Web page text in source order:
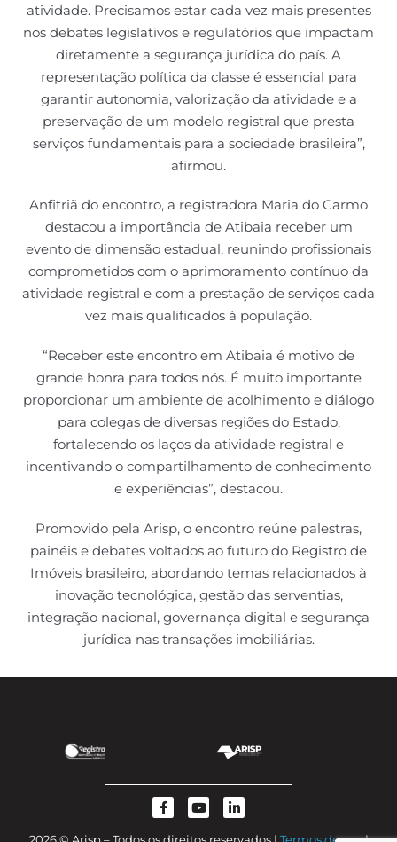
atividade. Precisamos estar cada vez mais presentes
nos debates legislativos e regulatórios que impactam
diretamente a segurança jurídica do país. A
representação política da classe é essencial para
garantir autonomia, valorização da atividade e a
preservação de um modelo registral que presta
serviços fundamentais para a sociedade brasileira”,
afirmou.
Anfitriã do encontro, a registradora Maria do Carmo
destacou a importância de Atibaia receber um
evento de dimensão estadual, reunindo profissionais
comprometidos com o aprimoramento contínuo da
atividade registral e com a prestação de serviços cada
vez mais qualificados à população.
“Receber este encontro em Atibaia é motivo de
grande honra para todos nós. É muito importante
proporcionar um ambiente de acolhimento e diálogo
para colegas de diversas regiões do Estado,
fortalecendo os laços da atividade registral e
incentivando o compartilhamento de conhecimento
e experiências”, destacou.
Promovido pela Arisp, o encontro reúne palestras,
painéis e debates voltados ao futuro do Registro de
Imóveis brasileiro, abordando temas relacionados à
inovação tecnológica, gestão das serventias,
integração nacional, governança digital e segurança
jurídica nas transações imobiliárias.